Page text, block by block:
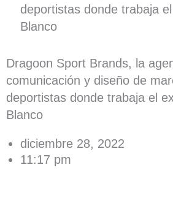
deportistas donde trabaja
Blanco
Dragoon Sport Brands, la
comunicación y diseño de
deportistas donde trabaja el
Blanco
diciembre 28, 2022
11:17 pm